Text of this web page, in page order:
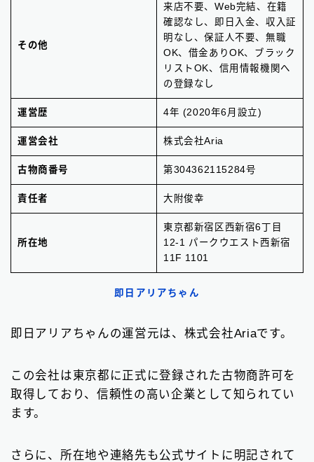
その他
来店不要、Web完結、在籍
確認なし、即日入金、収入証
明なし、保証人不要、無職
OK、借金ありOK、ブラック
リストOK、信用情報機関へ
の登録なし
運営歴 4年 (2020年6月設立)
運営会社 株式会社Aria
古物商番号 第304362115284号
責任者 大附俊幸
所在地
東京都新宿区西新宿6丁目
12-1 パークウエスト西新宿
11F 1101
即日アリアちゃん
即日アリアちゃんの運営元は、株式会社Ariaです。
この会社は東京都に正式に登録された古物商許可を
取得しており、信頼性の高い企業として知られてい
ます。
さらに、所在地や連絡先も公式サイトに明記されて